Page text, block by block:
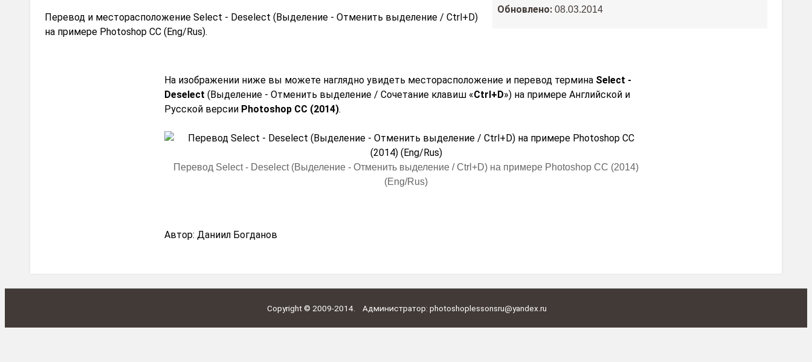
Перевод и месторасположение Select - Deselect (Выделение - Отменить выделение / Ctrl+D)
на примере Photoshop CC (Eng/Rus).
Обновлено: 08.03.2014
На изображении ниже вы можете наглядно увидеть месторасположение и перевод термина Select -
Deselect (Выделение - Отменить выделение / Сочетание клавиш «Ctrl+D») на примере Английской и
Русской версии Photoshop CC (2014).
Перевод Select - Deselect (Выделение - Отменить выделение / Ctrl+D) на примере Photoshop CC (2014)
(Eng/Rus)
Автор: Даниил Богданов
Сopyright© 2009-2014. Администратор: photoshoplessonsru@yandex.ru